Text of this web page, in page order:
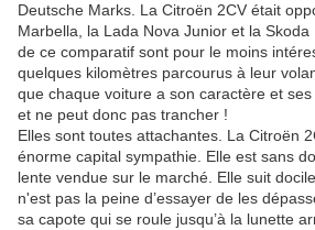
Deutsche Marks. La Citroën 2CV était
Marbella, la Lada Nova Junior et la
de ce comparatif sont pour le moins
quelques kilomètres parcourus à leur
que chaque voiture a son caractère et
et ne peut donc pas trancher !
Elles sont toutes attachantes. La Citroën
énorme capital sympathie. Elle est sans
lente vendue sur le marché. Elle suit
n'est pas la peine d’essayer de les
sa capote qui se roule jusqu’à la lunette